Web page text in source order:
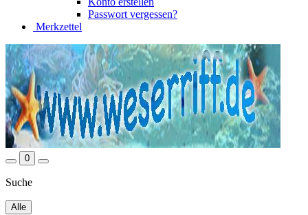
Passwort vergessen?
Merkzettel
0
Suche
Alle